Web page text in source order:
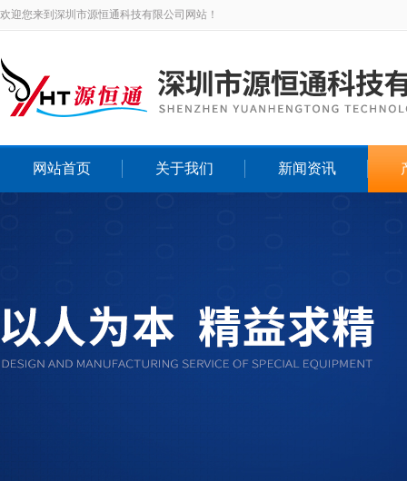
欢迎您来到深圳市源恒通科技有限公司网站！
网站首页 关于我们 新闻资讯